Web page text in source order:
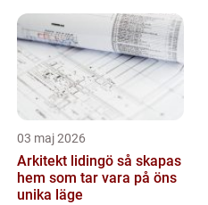
03 maj 2026
Arkitekt lidingö så skapas
hem som tar vara på öns
unika läge